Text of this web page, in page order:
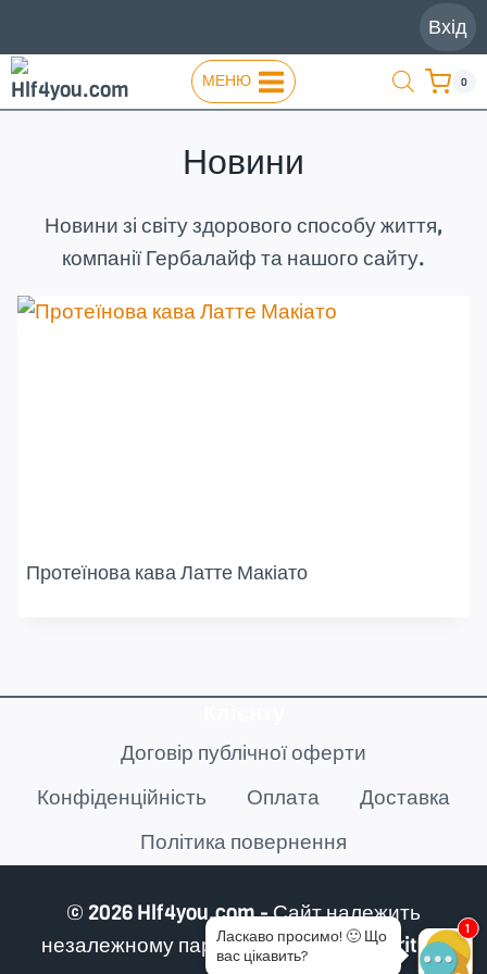
до
вмісту
Вхід
МЕНЮ 0
Новини
Новини зі світу здорового способу життя,
компанії Гербалайф та нашого сайту.
Протеїнова кава Латте Макіато
Договір публічної оферти
Конфіденційність
Оплата
Доставка
Політика повернення
© 2026 Hlf4you.com - Сайт належить
незалежному партнеру Herbalife Nutrition
1
Ласкаво просимо!🙂 Що
вас цікавить?